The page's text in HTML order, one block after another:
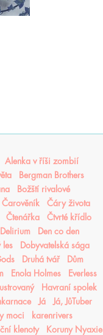
Alenka v říši zombií
Bergman Brothers
Božští rivalové
Čarověník
Čáry života
Čtenářka
Čtvrté křídlo
Delirium
Den co den
les
Dobyvatelská sága
Druhá tvář
Dům
Enola Holmes
Everless
Havraní spolek
Já
Já, JůTuber
moci
karenrivers
klenoty
Koruny Nyaxie